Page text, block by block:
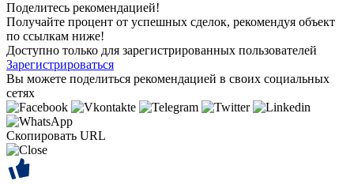
Поделитесь рекомендацией!
Получайте процент от успешных сделок, рекомендуя объект
по ссылкам ниже!
Доступно только для зарегистрированных пользователей
Зарегистрироваться
Вы можете поделиться рекомендацией в своих социальных
сетях
Скопировать URL